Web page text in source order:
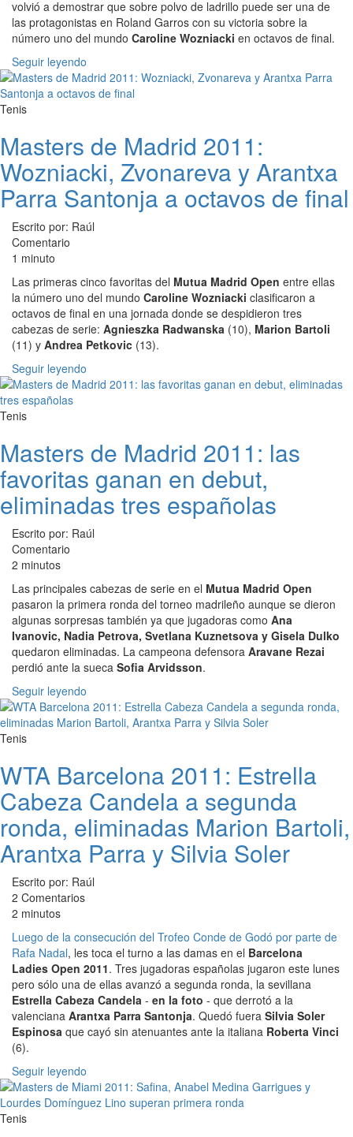
volvió a demostrar que sobre polvo de ladrillo puede ser una de
las protagonistas en Roland Garros con su victoria sobre la
número uno del mundo Caroline Wozniacki en octavos de final.
Seguir leyendo
Tenis
Masters de Madrid 2011:
Wozniacki, Zvonareva y Arantxa
Parra Santonja a octavos de final
Escrito por: Raúl
Comentario
1 minuto
Las primeras cinco favoritas del Mutua Madrid Open entre ellas
la número uno del mundo Caroline Wozniacki clasificaron a
octavos de final en una jornada donde se despidieron tres
cabezas de serie: Agnieszka Radwanska (10), Marion Bartoli
(11) y Andrea Petkovic (13).
Seguir leyendo
Tenis
Masters de Madrid 2011: las
favoritas ganan en debut,
eliminadas tres españolas
Escrito por: Raúl
Comentario
2 minutos
Las principales cabezas de serie en el Mutua Madrid Open
pasaron la primera ronda del torneo madrileño aunque se dieron
algunas sorpresas también ya que jugadoras como Ana
Ivanovic, Nadia Petrova, Svetlana Kuznetsova y Gisela Dulko
quedaron eliminadas. La campeona defensora Aravane Rezai
perdió ante la sueca Sofia Arvidsson.
Seguir leyendo
Tenis
WTA Barcelona 2011: Estrella
Cabeza Candela a segunda
ronda, eliminadas Marion Bartoli,
Arantxa Parra y Silvia Soler
Escrito por: Raúl
2 Comentarios
2 minutos
Luego de la consecución del Trofeo Conde de Godó por parte de
Rafa Nadal, les toca el turno a las damas en el Barcelona
Ladies Open 2011. Tres jugadoras españolas jugaron este lunes
pero sólo una de ellas avanzó a segunda ronda, la sevillana
Estrella Cabeza Candela - en la foto - que derrotó a la
valenciana Arantxa Parra Santonja. Quedó fuera Silvia Soler
Espinosa que cayó sin atenuantes ante la italiana Roberta Vinci
(6).
Seguir leyendo
Tenis